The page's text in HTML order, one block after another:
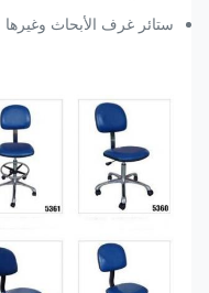
ستائر غرف الأبحاث وغيرها